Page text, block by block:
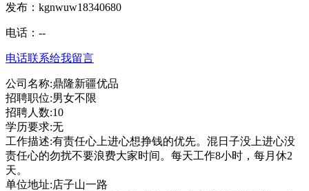
发布：kgnwuw18340680
电话： --
电话联系给我留言
公司名称:鼎隆新疆优品
招聘职位:男女不限
招聘人数:10
学历要求:无
工作描述:有责任心上进心想挣钱的优先。混日子没上进心没
责任心的勿扰不要浪费大家时间。每天工作8小时，每月休2
天。
单位地址:店子山一路